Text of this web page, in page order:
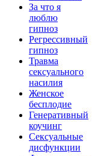
За что я
люблю
гипноз
Регрессивный
гипноз
Травма
сексуального
насилия
Женское
бесплодие
Генеративный
коучинг
Сексуальные
дисфункции